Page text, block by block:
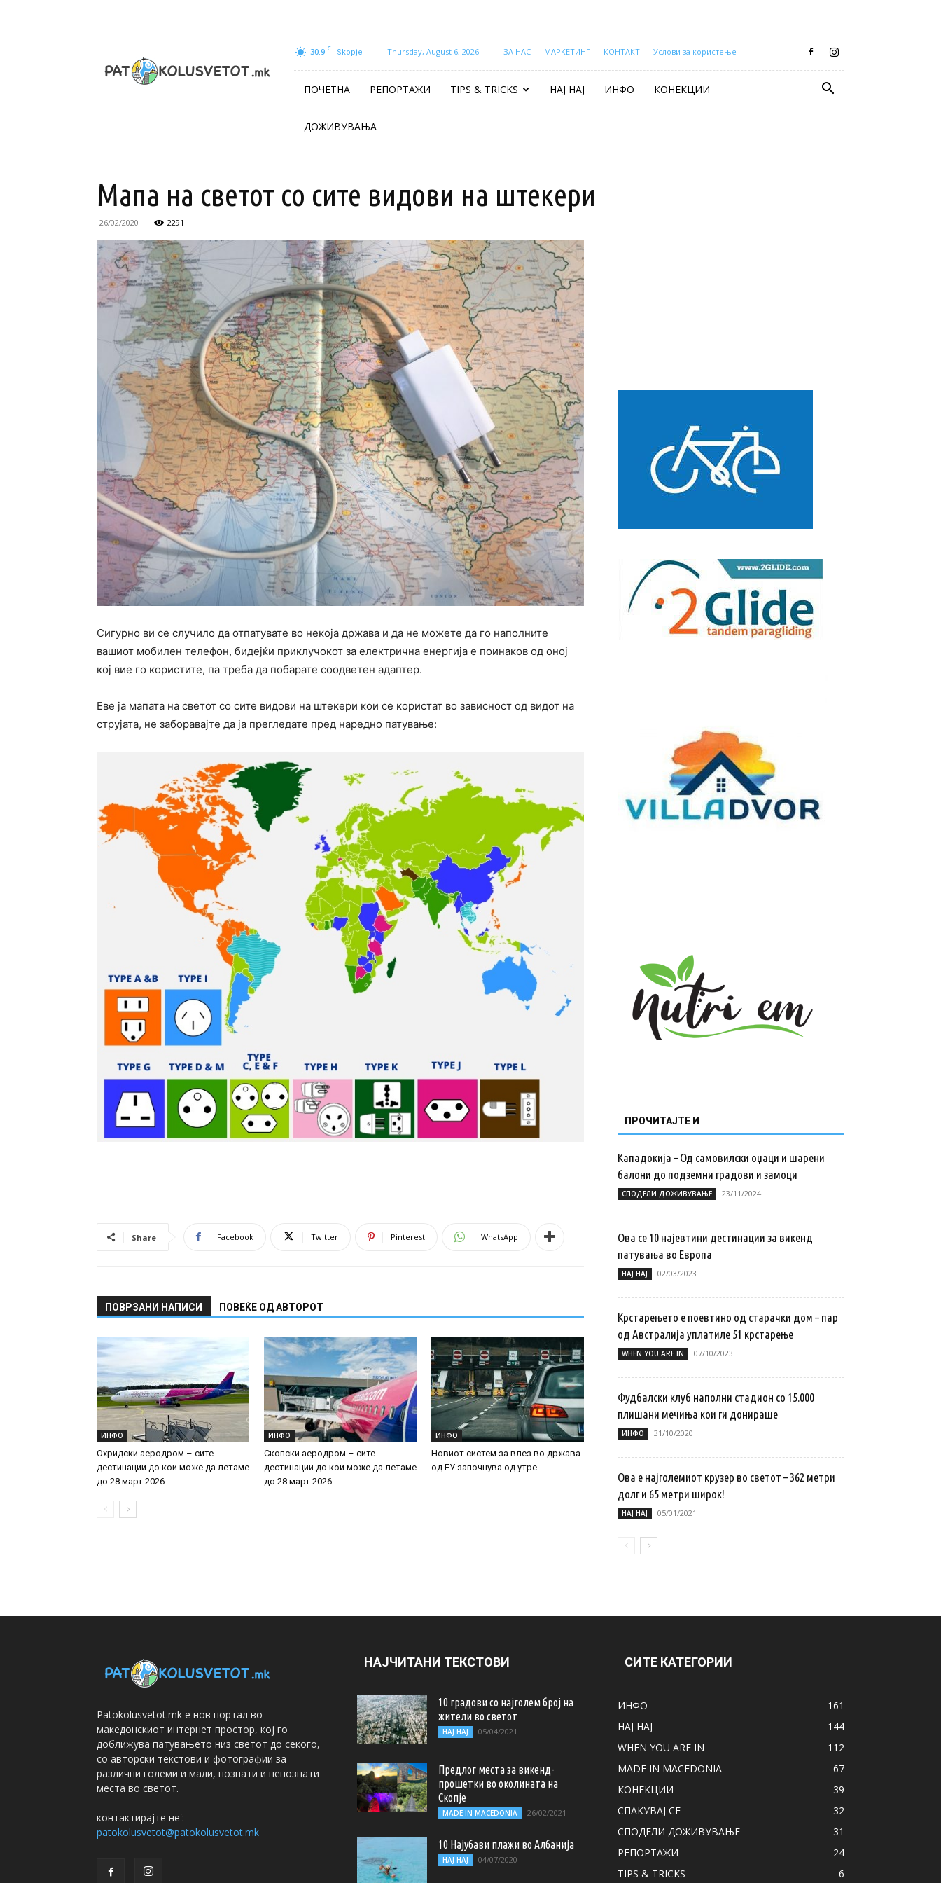
30.9 C Skopje Thursday, August 6, 2026 ЗА НАС МАРКЕТИНГ КОНТАКТ Услови за користење
ПОЧЕТНА РЕПОРТАЖИ TIPS & TRICKS НАЈ НАЈ ИНФО КОНЕКЦИИ
ДОЖИВУВАЊА
Мапа на светот со сите видови на штекери
26/02/2020 2291
Сигурно ви се случило да отпатувате во некоја држава и да не можете да го наполните
вашиот мобилен телефон, бидејќи приклучокот за електрична енергија е поинаков од оној
кој вие го користите, па треба да побарате соодветен адаптер.
Еве ја мапата на светот со сите видови на штекери кои се користат во зависност од видот на
струјата, не заборавајте да ја прегледате пред наредно патување:
Share Facebook Twitter Pinterest WhatsApp
ПОВРЗАНИ НАПИСИ ПОВЕЌЕ ОД АВТОРОТ
ИНФО
Охридски аеродром – сите
дестинации до кои може да летаме
до 28 март 2026
ИНФО
Скопски аеродром – сите
дестинации до кои може да летаме
до 28 март 2026
ИНФО
Новиот систем за влез во држава
од ЕУ започнува од утре
ПРОЧИТАЈТЕ И
Кападокија – Од самовилски оџаци и шарени
балони до подземни градови и замоци
СПОДЕЛИ ДОЖИВУВАЊЕ 23/11/2024
Ова се 10 најевтини дестинации за викенд
патувањa во Европа
НАЈ НАЈ 02/03/2023
Крстарењето е поевтино од старачки дом – пар
од Австралија уплатиле 51 крстарење
WHEN YOU ARE IN 07/10/2023
Фудбалски клуб наполни стадион со 15.000
плишани мечиња кои ги донираше
ИНФО 31/10/2020
Ова е најголемиот крузер во светот – 362 метри
долг и 65 метри широк!
НАЈ НАЈ 05/01/2021
Patokolusvetot.mk е нов портал во
македонскиот интернет простор, кој го
доближува патувањето низ светот до секого,
со авторски текстови и фотографии за
различни големи и мали, познати и непознати
места во светот.
контактирајте не':
patokolusvetot@patokolusvetot.mk
НАЈЧИТАНИ ТЕКСТОВИ
10 градови со најголем број на
жители во светот
НАЈ НАЈ 05/04/2021
Предлог места за викенд-
прошетки во околината на
Скопје
MADE IN MACEDONIA 26/02/2021
10 Најубави плажи во Албанија
НАЈ НАЈ 04/07/2020
СИТЕ КАТЕГОРИИ
ИНФО
161
НАЈ НАЈ
144
WHEN YOU ARE IN
112
MADE IN MACEDONIA
67
КОНЕКЦИИ
39
СПАКУВАЈ СЕ
32
СПОДЕЛИ ДОЖИВУВАЊЕ
31
РЕПОРТАЖИ
24
TIPS & TRICKS
6